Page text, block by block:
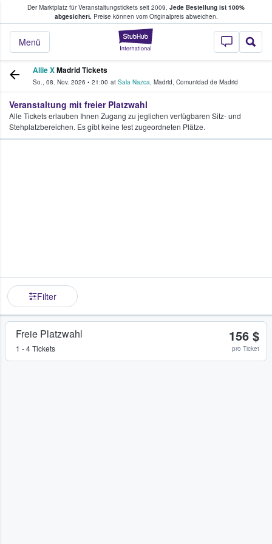
Der Marktplatz für Veranstaltungstickets seit 2009. Jede Bestellung ist 100%
abgesichert.Preise können vom Originalpreis abweichen.
StubHub - Wo
Menü
Tickets kaufen & verkaufen
Allie XMadrid Tickets
So., 08. Nov. 2026 • 21:00 at Sala Nazca, Madrid, Comunidad de Madrid
Veranstaltung mit freier Platzwahl
Alle Tickets erlauben Ihnen Zugang zu jeglichen verfügbaren Sitz- und
Stehplatzbereichen. Es gibt keine fest zugeordneten Plätze.
Filter
Freie Platzwahl
1 - 4 Tickets
156 $
pro Ticket